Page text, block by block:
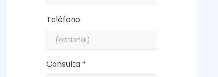
Teléfono
Consulta *